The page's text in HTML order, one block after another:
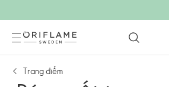
Trang điểm